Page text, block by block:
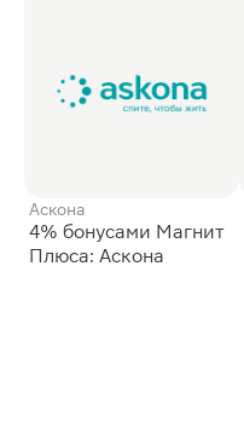
Аскона
4% бонусами Магнит
Плюса: Аскона